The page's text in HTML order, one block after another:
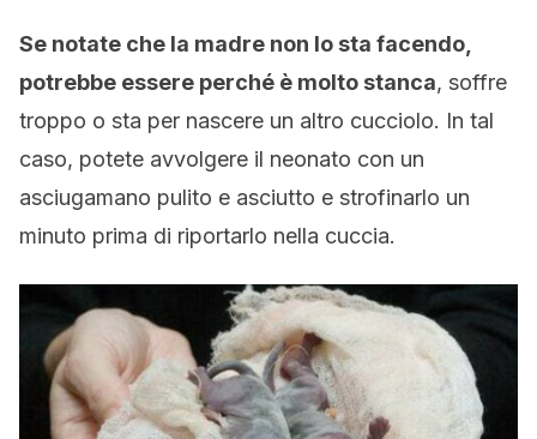
Se notate che la madre non lo sta facendo,
potrebbe essere perché è molto stanca, soffre
troppo o sta per nascere un altro cucciolo. In tal
caso, potete avvolgere il neonato con un
asciugamano pulito e asciutto e strofinarlo un
minuto prima di riportarlo nella cuccia.